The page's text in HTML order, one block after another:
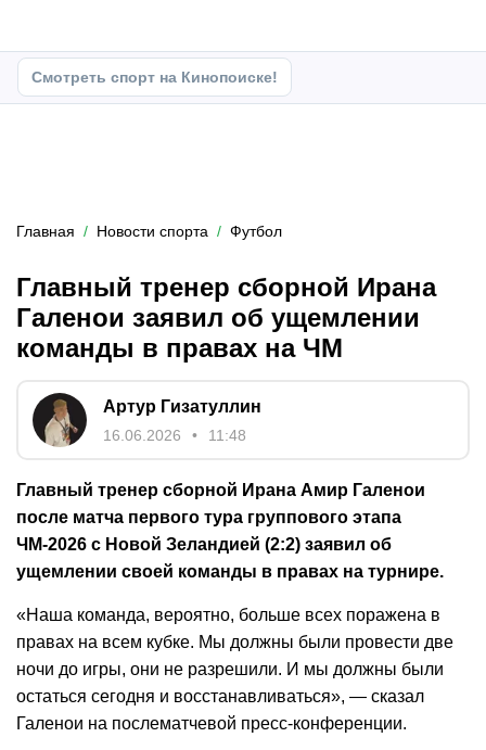
Смотреть спорт на Кинопоиске!
Главная Новости спорта Футбол
Главный тренер сборной Ирана
Галенои заявил об ущемлении
команды в правах на ЧМ
Артур Гизатуллин
16.06.2026 11:48
Главный тренер сборной Ирана Амир Галенои
после матча первого тура группового этапа
ЧМ-2026 с Новой Зеландией (2:2) заявил об
ущемлении своей команды в правах на турнире.
«Наша команда, вероятно, больше всех поражена в
правах на всем кубке. Мы должны были провести две
ночи до игры, они не разрешили. И мы должны были
остаться сегодня и восстанавливаться», — сказал
Галенои на послематчевой пресс-конференции.